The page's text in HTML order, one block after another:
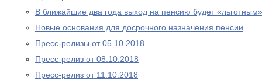
В ближайшие два года выход на пенсию будет «льготным»
Новые основания для досрочного назначения пенсии
Пресс-релизы от 05.10.2018
Пресс-релиз от 08.10.2018
Пресс-релиз от 11.10.2018